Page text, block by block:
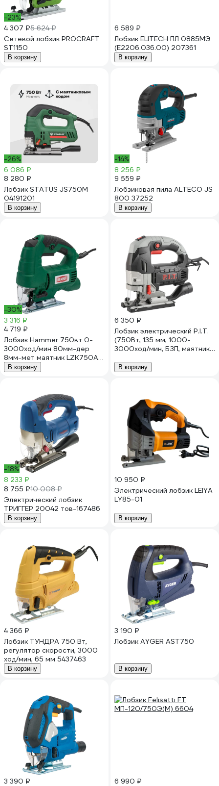
-23%
4 307 ₽5 624 ₽
Сетевой лобзик PROCRAFT
ST1150
В корзину
6 589 ₽
Лобзик ELITECH ПЛ 0885МЭ
(E2206.036.00) 207361
В корзину
-26%
6 086 ₽
8 280 ₽
Лобзик STATUS JS750M
04191201
В корзину
-14%
8 256 ₽
9 559 ₽
Лобзиковая пила ALTECO JS
800 37252
В корзину
-30%
3 316 ₽
4 719 ₽
Лобзик Hammer 750вт 0-
3000ход/мин 80мм-дер
8мм-мет маятник LZK750А
828061
В корзину
6 350 ₽
Лобзик электрический P.I.T.
(750Вт, 135 мм, 1000-
3000ход/мин, БЗП, маятник,
В корзину
-18%
8 233 ₽
8 755 ₽10 008 ₽
Электрический лобзик
ТРИГГЕР 20042 тов-167486
В корзину
10 950 ₽
Электрический лобзик LEIYA
LY85-01
В корзину
4 366 ₽
Лобзик ТУНДРА 750 Вт,
регулятор скорости, 3000
ход/мин, 65 мм 5437463
В корзину
3 190 ₽
Лобзик AYGER AST750
В корзину
3 390 ₽
6 990 ₽